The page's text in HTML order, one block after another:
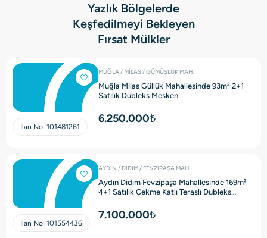
Yazlık Bölgelerde
Keşfedilmeyi Bekleyen
Fırsat Mülkler
İlan No: 101481261
MUĞLA / MİLAS / GÜMÜŞLÜK MAH.
Muğla Milas Güllük Mahallesinde 93m² 2+1
Satılık Dubleks Mesken
6.250.000₺
İlan No: 101554436
AYDIN / DİDİM / FEVZİPAŞA MAH.
Aydın Didim Fevzipaşa Mahallesinde 169m²
4+1 Satılık Çekme Katlı Teraslı Dubleks
7.100.000₺